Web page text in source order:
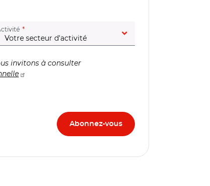
(champ obligatoire)
invitons à consulter